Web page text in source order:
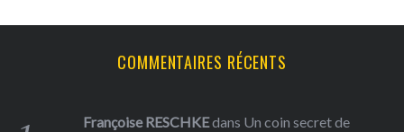
COMMENTAIRES RÉCENTS
Françoise RESCHKEdans Un coin secret de